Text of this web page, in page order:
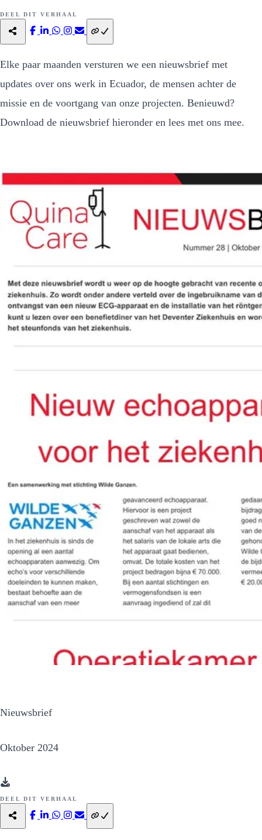
DEEL DIT VERHAAL
Elke paar maanden versturen we een nieuwsbrief met
updates over ons werk in Ecuador, de mensen achter de
missie en de voortgang van onze projecten. Benieuwd?
Download de nieuwsbrief hieronder en lees met ons mee.
Nieuwsbrief
Oktober 2024
DEEL DIT VERHAAL